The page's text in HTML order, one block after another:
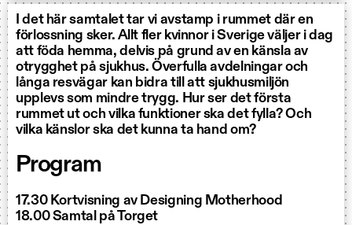
I det här samtalet tar vi avstamp i rummet där en
förlossning sker. Allt fler kvinnor i Sverige väljer i dag
att föda hemma, delvis på grund av en känsla av
otrygghet på sjukhus. Överfulla avdelningar och
långa resvägar kan bidra till att sjukhusmiljön
upplevs som mindre trygg. Hur ser det första
rummet ut och vilka funktioner ska det fylla? Och
vilka känslor ska det kunna ta hand om?
Program
17.30 Kortvisning av Designing Motherhood
18.00 Samtal på Torget